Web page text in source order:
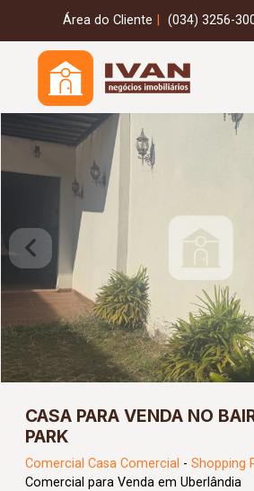
Área do Cliente (034) 3256-
CASA PARA VENDA NO
PARK
Comercial Casa Comercial - Shopping
Comercial para Venda em Uberlândia